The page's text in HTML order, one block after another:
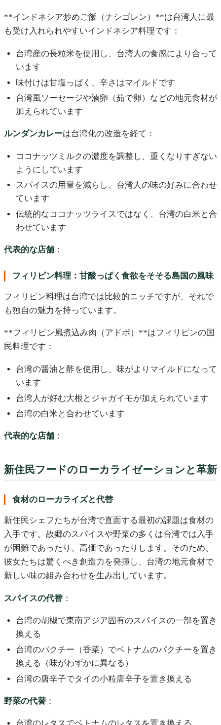
**インドネシア炒めご飯（ナシゴレン）**は台湾人に最
も受け入れられやすいインドネシア料理です：
台湾産の長粒米を使用し、台湾人の食感により合って
います
味付けは甘塩っぱく、辛さはマイルドです
台湾風ソーセージや滷卵（茹で卵）などの地元食材が
加えられています
ルンダンカレーは台湾化の改造を経て：
ココナッツミルクの濃度を調整し、重くなりすぎない
ようにしています
スパイスの用量を減らし、台湾人の味の好みに合わせ
ています
伝統的なココナッツライスではなく、台湾の白米と合
わせています
代表的な店舗 ：
フィリピン料理：甘酸っぱく食欲をそそる島国の風味
フィリピン料理は台湾では比較的ニッチですが、それで
も独自の魅力を持っています。
**フィリピン風煮込み肉（アドボ）**はフィリピンの国
民料理です：
台湾の醤油と酢を使用し、味がよりマイルドになって
います
台湾人が好む大根とジャガイモが加えられています
台湾の白米と合わせています
代表的な店舗 ：
新住民フードのローカライゼーションと革新
食材のローカライズと代替
新住民シェフたちが台湾で直面する最初の課題は食材の
入手です。故郷のスパイスや野菜の多くは台湾では入手
が困難であったり、高価であったりします。そのため、
彼女たちは驚くべき創造力を発揮し、台湾の地元食材で
新しい味の組み合わせを生み出しています。
スパイスの代替 ：
台湾の胡椒で東南アジア固有のスパイスの一部を置き
換える
台湾のパクチー（香菜）でベトナムのパクチーを置き
換える（味がわずかに異なる）
台湾の唐辛子でタイの小粒唐辛子を置き換える
野菜の代替 ：